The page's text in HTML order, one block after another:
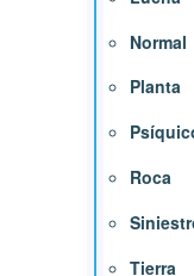
Normal
Planta
Roca
Tierra